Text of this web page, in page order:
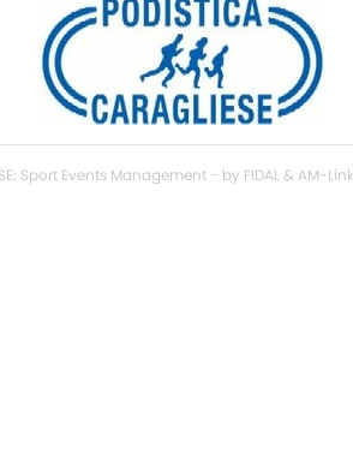
Sport Events Management - by FIDAL & AM-